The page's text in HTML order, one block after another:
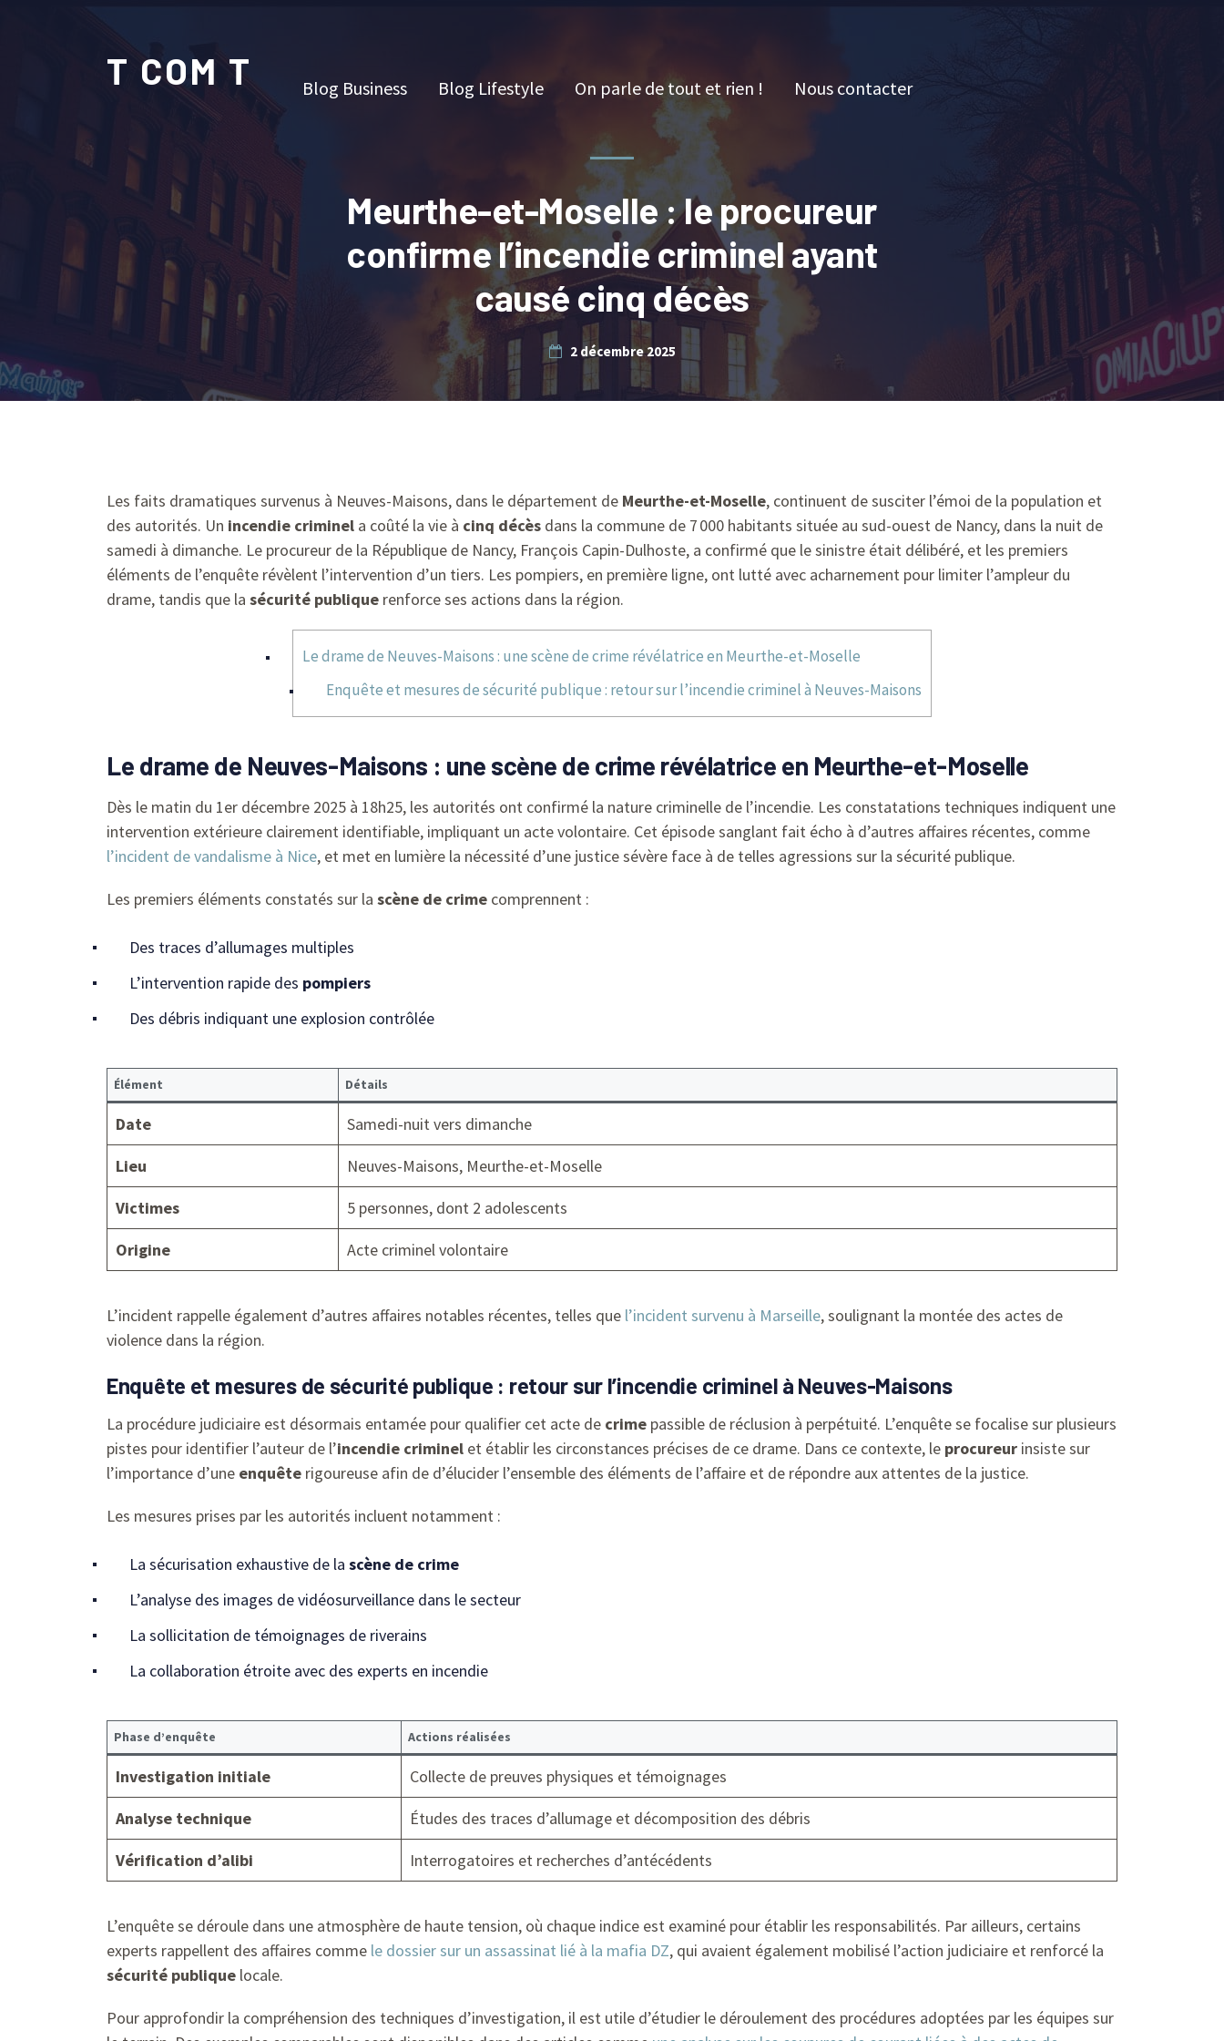
T COM T Blog Business Blog Lifestyle On parle de tout et rien ! Nous contacter
Meurthe-et-Moselle : le procureur
confirme l’incendie criminel ayant
causé cinq décès
2 décembre 2025
Les faits dramatiques survenus à Neuves-Maisons, dans le département de Meurthe-et-Moselle, continuent de susciter l’émoi de la population et
des autorités. Un incendie criminel a coûté la vie à cinq décès dans la commune de 7 000 habitants située au sud-ouest de Nancy, dans la nuit de
samedi à dimanche. Le procureur de la République de Nancy, François Capin-Dulhoste, a confirmé que le sinistre était délibéré, et les premiers
éléments de l’enquête révèlent l’intervention d’un tiers. Les pompiers, en première ligne, ont lutté avec acharnement pour limiter l’ampleur du
drame, tandis que la sécurité publique renforce ses actions dans la région.
Le drame de Neuves-Maisons : une scène de crime révélatrice en Meurthe-et-Moselle
Enquête et mesures de sécurité publique : retour sur l’incendie criminel à Neuves-Maisons
Le drame de Neuves-Maisons : une scène de crime révélatrice en Meurthe-et-Moselle
Dès le matin du 1er décembre 2025 à 18h25, les autorités ont confirmé la nature criminelle de l’incendie. Les constatations techniques indiquent une
intervention extérieure clairement identifiable, impliquant un acte volontaire. Cet épisode sanglant fait écho à d’autres affaires récentes, comme
l’incident de vandalisme à Nice, et met en lumière la nécessité d’une justice sévère face à de telles agressions sur la sécurité publique.
Les premiers éléments constatés sur la scène de crime comprennent :
Des traces d’allumages multiples
L’intervention rapide des pompiers
Des débris indiquant une explosion contrôlée
Élément Détails
Date
Samedi-nuit vers dimanche
Lieu
Neuves-Maisons, Meurthe-et-Moselle
Victimes
5 personnes, dont 2 adolescents
Origine
Acte criminel volontaire
L’incident rappelle également d’autres affaires notables récentes, telles que l’incident survenu à Marseille, soulignant la montée des actes de
violence dans la région.
Enquête et mesures de sécurité publique : retour sur l’incendie criminel à Neuves-Maisons
La procédure judiciaire est désormais entamée pour qualifier cet acte de crime passible de réclusion à perpétuité. L’enquête se focalise sur plusieurs
pistes pour identifier l’auteur de l’incendie criminel et établir les circonstances précises de ce drame. Dans ce contexte, le procureur insiste sur
l’importance d’une enquête rigoureuse afin de d’élucider l’ensemble des éléments de l’affaire et de répondre aux attentes de la justice.
Les mesures prises par les autorités incluent notamment :
La sécurisation exhaustive de la scène de crime
L’analyse des images de vidéosurveillance dans le secteur
La sollicitation de témoignages de riverains
La collaboration étroite avec des experts en incendie
Phase d’enquête Actions réalisées
Investigation initiale
Collecte de preuves physiques et témoignages
Analyse technique
Études des traces d’allumage et décomposition des débris
Vérification d’alibi
Interrogatoires et recherches d’antécédents
L’enquête se déroule dans une atmosphère de haute tension, où chaque indice est examiné pour établir les responsabilités. Par ailleurs, certains
experts rappellent des affaires comme le dossier sur un assassinat lié à la mafia DZ, qui avaient également mobilisé l’action judiciaire et renforcé la
sécurité publique locale.
Pour approfondir la compréhension des techniques d’investigation, il est utile d’étudier le déroulement des procédures adoptées par les équipes sur